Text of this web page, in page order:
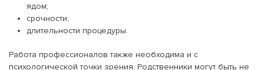
ядом;
срочности;
длительности процедуры.
Работа профессионалов также необходима и с
психологической точки зрения. Родственники могут быть не